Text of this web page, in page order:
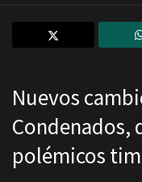
Nuevos
Condenados,
polémicos